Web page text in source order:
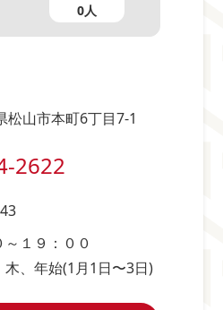
0人
松山市本町6丁目7-1
2622
～１９：００
木、年始(1月1日〜3日)